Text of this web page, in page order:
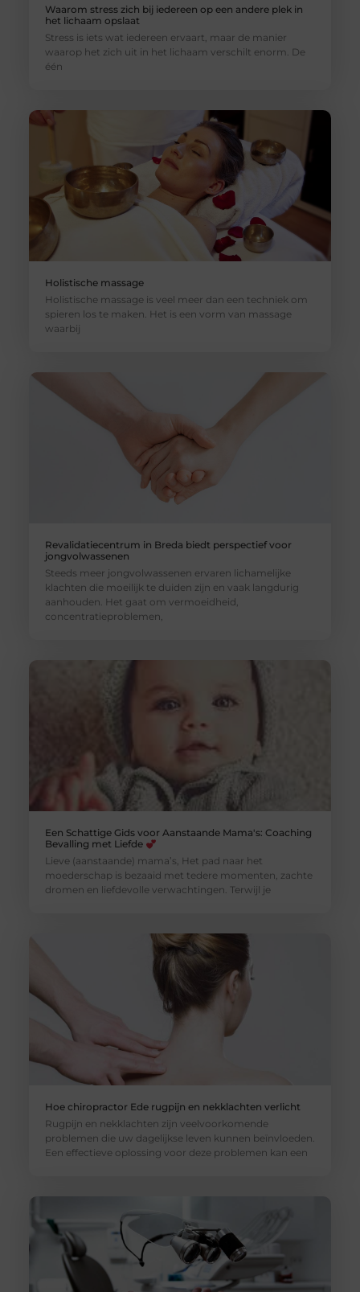
Waarom stress zich bij iedereen op een andere plek in
het lichaam opslaat
Stress is iets wat iedereen ervaart, maar de manier
waarop het zich uit in het lichaam verschilt enorm. De
één
Holistische massage
Holistische massage is veel meer dan een techniek om
spieren los te maken. Het is een vorm van massage
waarbij
Revalidatiecentrum in Breda biedt perspectief voor
jongvolwassenen
Steeds meer jongvolwassenen ervaren lichamelijke
klachten die moeilijk te duiden zijn en vaak langdurig
aanhouden. Het gaat om vermoeidheid,
concentratieproblemen,
Een Schattige Gids voor Aanstaande Mama's: Coaching
Bevalling met Liefde
Lieve (aanstaande) mama’s, Het pad naar het
moederschap is bezaaid met tedere momenten, zachte
dromen en liefdevolle verwachtingen. Terwijl je
Hoe chiropractor Ede rugpijn en nekklachten verlicht
Rugpijn en nekklachten zijn veelvoorkomende
problemen die uw dagelijkse leven kunnen beïnvloeden.
Een effectieve oplossing voor deze problemen kan een